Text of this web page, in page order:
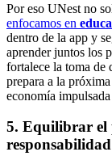
Por eso UNest no
enfocamos en
dentro de la app y
aprender juntos los
fortalece la toma de
prepara a la
economía
5. Equilibrar el